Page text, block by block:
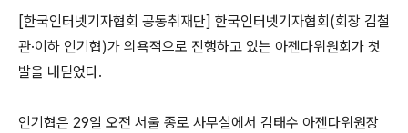
[한국인터넷기자협회 공동취재단] 한국인터넷기자협회(회장 김철
관·이하 인기협)가 의욕적으로 진행하고 있는 아젠다위원회가 첫
발을 내딛었다.
인기협은 29일 오전 서울 종로 사무실에서 김태수 아젠다위원장